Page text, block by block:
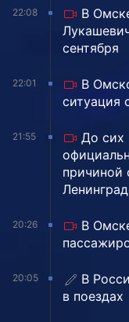
22:08
В
сентября
22:01
В
ситуация
21:55
До сих
причиной
20:26
В
20:05
В
в поездах